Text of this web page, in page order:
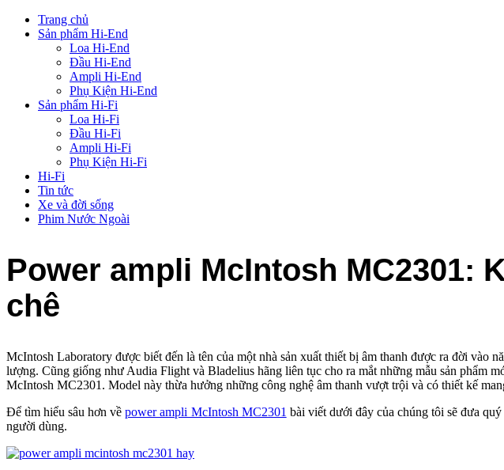
Trang chủ
Sản phẩm Hi-End
Loa Hi-End
Đầu Hi-End
Ampli Hi-End
Phụ Kiện Hi-End
Sản phẩm Hi-Fi
Loa Hi-Fi
Đầu Hi-Fi
Ampli Hi-Fi
Phụ Kiện Hi-Fi
Hi-Fi
Tin tức
Xe và đời sống
Phim Nước Ngoài
Power ampli McIntosh MC2301:
chê
McIntosh Laboratory được biết đến là tên của một nhà sản xuất thiết bị âm thanh được ra đời
lượng. Cũng giống như Audia Flight và Bladelius hãng liên tục cho ra mắt những mẫu sản phẩm
McIntosh MC2301. Model này thừa hưởng những công nghệ âm thanh vượt trội và có thiết kế
Để tìm hiểu sâu hơn vềpower ampli McIntosh MC2301 bài viết dưới đây của chúng tôi sẽ đưa
người dùng.